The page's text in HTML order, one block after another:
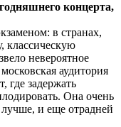
концерта,
в странах,
классическую
невероятное
аудитория
где задержать
Она очень
и еще отрадней